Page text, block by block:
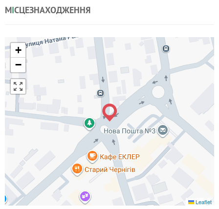
МІСЦЕЗНАХОДЖЕННЯ
+
−
Leaflet